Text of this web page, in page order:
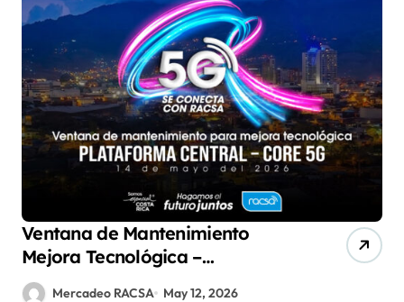
Ventana de Mantenimiento
Mejora Tecnológica –
Plataforma Central – Core 5G
Mercadeo RACSA May 12, 2026